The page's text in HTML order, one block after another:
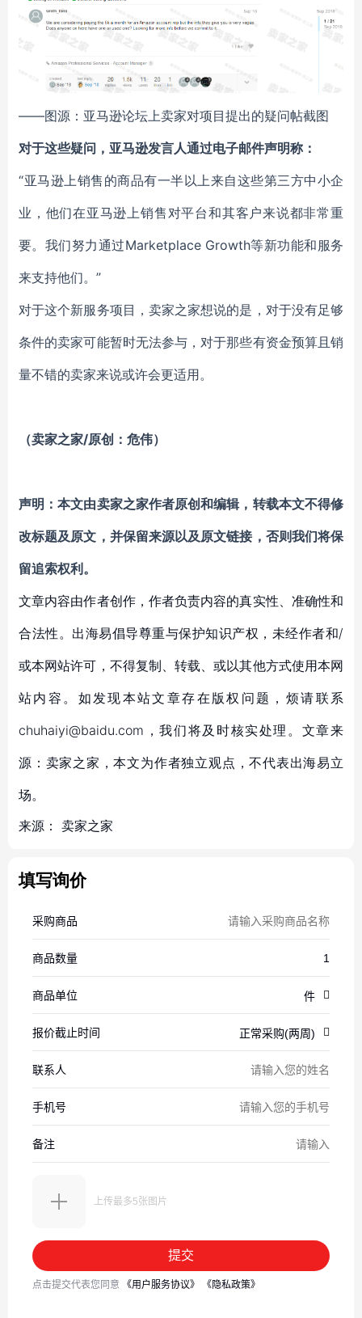
——图源：亚马逊论坛上卖家对项目提出的疑问帖截图
对于这些疑问，亚马逊发言人通过电子邮件声明称：
“亚马逊上销售的商品有一半以上来自这些第三方中小企
业，他们在亚马逊上销售对平台和其客户来说都非常重
要。我们努力通过Marketplace Growth等新功能和服务
来支持他们。”
对于这个新服务项目，卖家之家想说的是，对于没有足够
条件的卖家可能暂时无法参与，对于那些有资金预算且销
量不错的卖家来说或许会更适用。
（卖家之家/原创：危伟）
声明：本文由卖家之家作者原创和编辑，转载本文不得修
改标题及原文，并保留来源以及原文链接，否则我们将保
留追索权利。
文章内容由作者创作，作者负责内容的真实性、准确性和
合法性。出海易倡导尊重与保护知识产权，未经作者和/
或本网站许可，不得复制、转载、或以其他方式使用本网
站内容。如发现本站文章存在版权问题，烦请联系
chuhaiyi@baidu.com，我们将及时核实处理。文章来
源：卖家之家，本文为作者独立观点，不代表出海易立
场。
来源： 卖家之家
填写询价